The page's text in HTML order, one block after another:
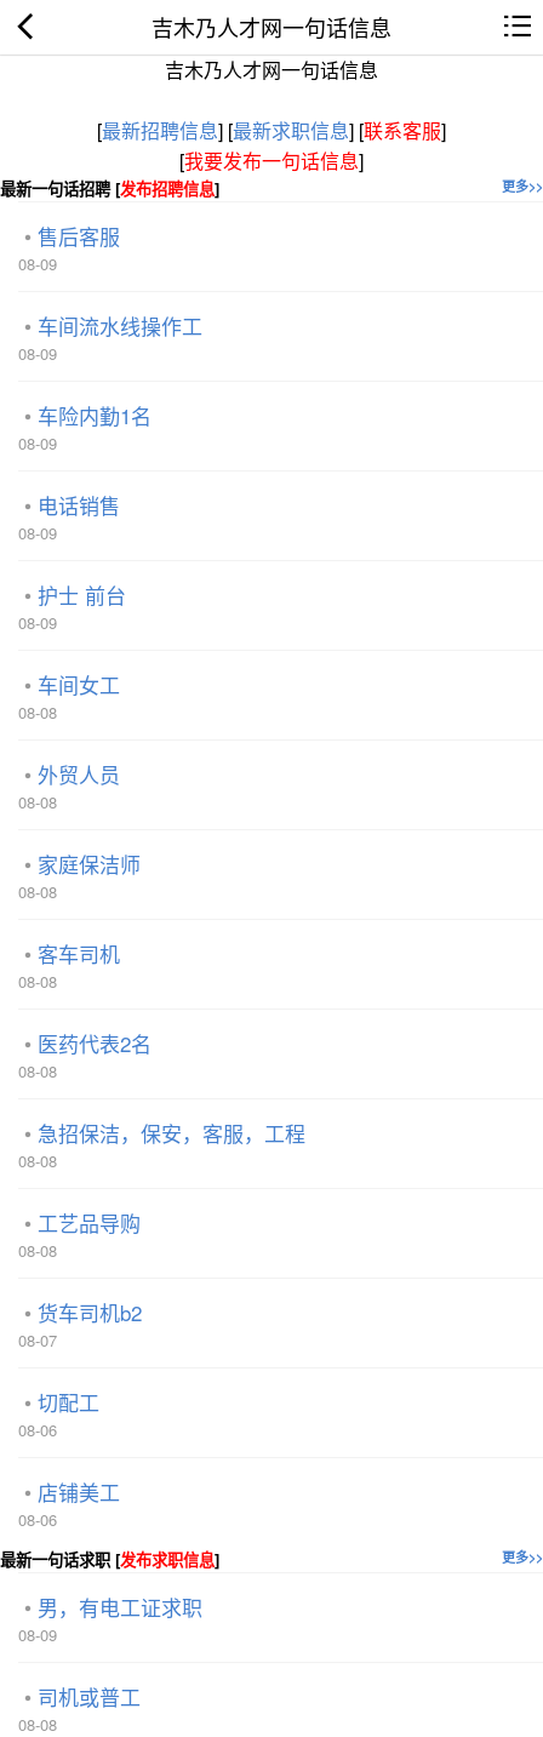
吉木乃人才网一句话信息
吉木乃人才网一句话信息
[最新招聘信息] [最新求职信息] [联系客服]
[我要发布一句话信息]
更多>>
最新一句话招聘 [发布招聘信息]
售后客服
08-09
车间流水线操作工
08-09
车险内勤1名
08-09
电话销售
08-09
护士 前台
08-09
车间女工
08-08
外贸人员
08-08
家庭保洁师
08-08
客车司机
08-08
医药代表2名
08-08
急招保洁，保安，客服，工程
08-08
工艺品导购
08-08
货车司机b2
08-07
切配工
08-06
店铺美工
08-06
更多>>
最新一句话求职 [发布求职信息]
男，有电工证求职
08-09
司机或普工
08-08